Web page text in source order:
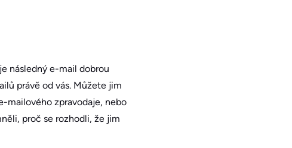
následný e-mail dobrou
právě od vás. Můžete jim
mailového zpravodaje, nebo
proč se rozhodli, že jim